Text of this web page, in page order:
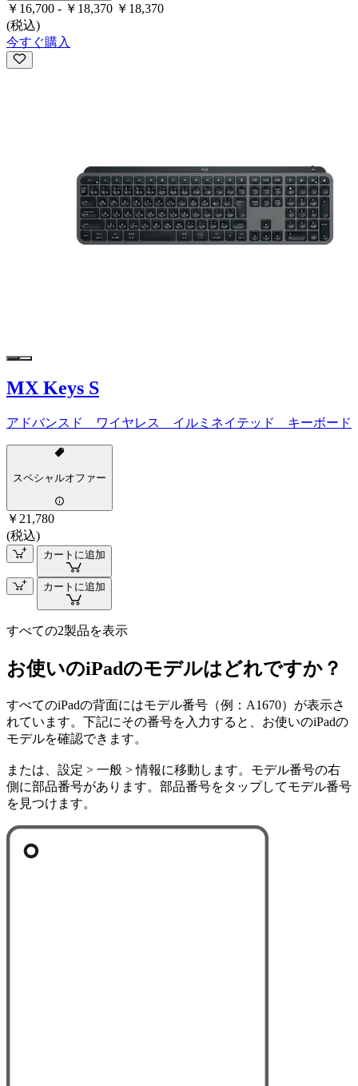
￥16,700 - ￥18,370 ￥18,370
(税込)
今すぐ購入
MX Keys S
アドバンスド ワイヤレス イルミネイテッド キーボード
スペシャルオファー
￥21,780
(税込)
カートに追加
カートに追加
すべての2製品を表示
お使いのiPadのモデルはどれですか？
すべてのiPadの背面にはモデル番号（例：A1670）が表示さ
れています。下記にその番号を入力すると、お使いのiPadの
モデルを確認できます。
または、設定 > 一般 > 情報に移動します。モデル番号の右
側に部品番号があります。部品番号をタップしてモデル番号
を見つけます。